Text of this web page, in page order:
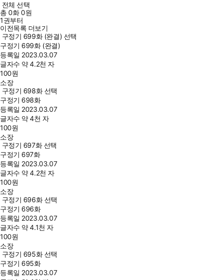
전체 선택
총0화0원
1권부터
이전목록 더보기
구정기 699화 (완결) 선택
구정기 699화 (완결)
등록일 2023.03.07
글자수 약 4.2천 자
100원
소장
구정기 698화 선택
구정기 698화
등록일 2023.03.07
글자수 약 4천 자
100원
소장
구정기 697화 선택
구정기 697화
등록일 2023.03.07
글자수 약 4.2천 자
100원
소장
구정기 696화 선택
구정기 696화
등록일 2023.03.07
글자수 약 4.1천 자
100원
소장
구정기 695화 선택
구정기 695화
등록일 2023.03.07